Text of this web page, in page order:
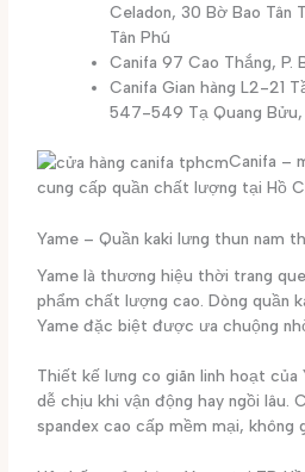
Celadon, 30 Bờ Bao Tân
Tân Phú
Canifa 97 Cao Thắng, P.
Canifa Gian hàng L2-21
547-549 Tạ Quang Bửu,
Canifa –
cung cấp quần chất lượng tại Hồ
Yame – Quần kaki lưng thun nam
Yame là thương hiệu thời trang
phẩm chất lượng cao. Dòng quần
Yame đặc biệt được ưa chuộng
Thiết kế lưng co giãn linh hoạt của
dễ chịu khi vận động hay ngồi lâu.
spandex cao cấp mềm mại, không